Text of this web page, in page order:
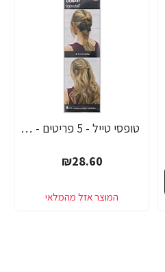
טופסי טייל - 5 פריטים - מבית Conair
₪28.60